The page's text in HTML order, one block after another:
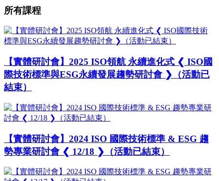
所有課程
【實體研討會】2025 ISO領航 永續進化式 ❮ ISO國
際技術標準與ESG永續發展趨勢研討會 ❯（活動已
結束）
【實體研討會】2024 ISO 國際技術標準 & ESG 趨
勢專業研討會 ❮ 12/18 ❯（活動已結束）